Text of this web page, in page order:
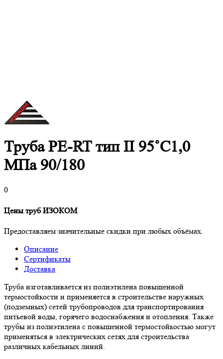
Труба PE-RT тип II 95˚C1,0
МПа 90/180
0
Цены труб ИЗОКОМ
Предоставляем значительные скидки при любых объёмах.
Описание
Сертификаты
Доставка
Труба изготавливается из полиэтилена повышенной
термостойкости и применяется в строительстве наружных
(подземных) сетей трубопроводов для транспортирования
питьевой воды, горячего водоснабжения и отопления. Также
трубы из полиэтилена с повышенной термостойкостью могут
применяться в электрических сетях для строительства
различных кабельных линий.